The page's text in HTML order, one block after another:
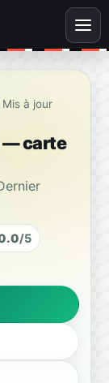
à jour
— carte
/5